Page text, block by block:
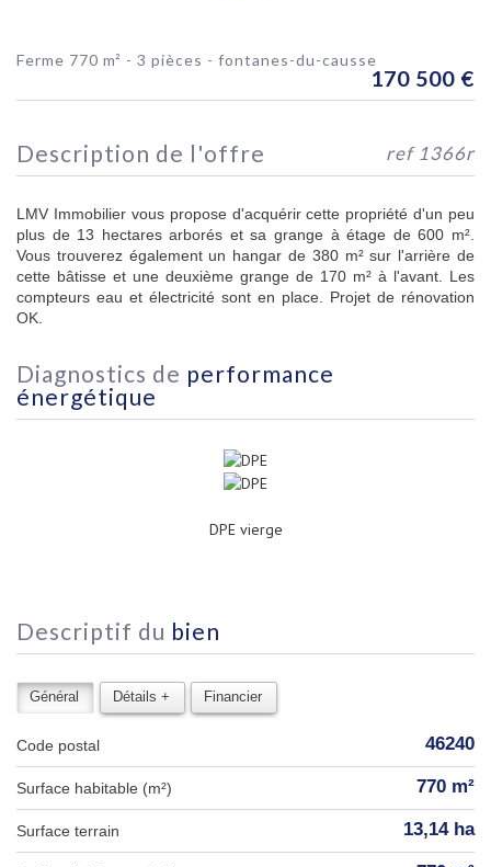
ferme 770 m² - 3 pièces - fontanes-du-causse
170 500 €
description de l'offre ref 1366r
LMV Immobilier vous propose d'acquérir cette propriété d'un peu
plus de 13 hectares arborés et sa grange à étage de 600 m².
Vous trouverez également un hangar de 380 m² sur l'arrière de
cette bâtisse et une deuxième grange de 170 m² à l'avant. Les
compteurs eau et électricité sont en place. Projet de rénovation
OK.
diagnostics de performance
énergétique
DPE vierge
descriptif du bien
Général Détails + Financier
Code postal 46240
Surface habitable (m²) 770 m²
surface terrain 13,14 ha